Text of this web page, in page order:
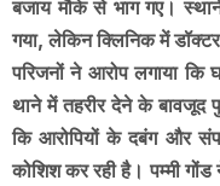
बजाय मौके से भाग गए।
गया, लेकिन क्लिनिक में
परिजनों ने आरोप लगाया
थाने में तहरीर देने के बावजूद
कि आरोपियों के दबंग और
कोशिश कर रही है। पम्मी